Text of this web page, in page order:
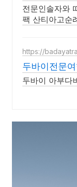
전문인솔자와
팩 산티아고순
부유럽 동유럽
https://
두바이전문
두바이 아부다